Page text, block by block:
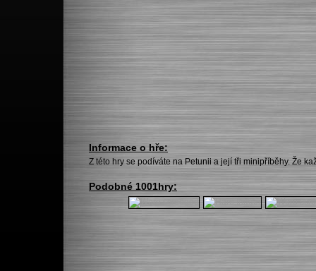
Informace o hře:
Z této hry se podíváte na Petunii a její tři minipříběhy. Že
Podobné 1001hry: